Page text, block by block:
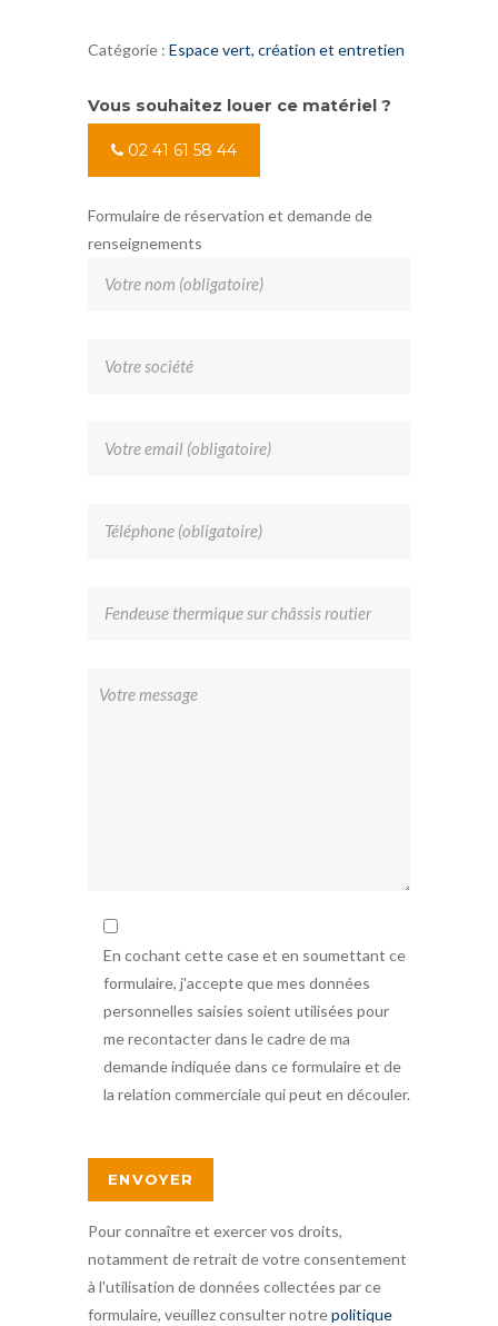
Catégorie : Espace vert, création et entretien
Vous souhaitez louer ce matériel ?
02 41 61 58 44
Formulaire de réservation et demande de
renseignements
En cochant cette case et en soumettant ce
formulaire, j'accepte que mes données
personnelles saisies soient utilisées pour
me recontacter dans le cadre de ma
demande indiquée dans ce formulaire et de
la relation commerciale qui peut en découler.
Pour connaître et exercer vos droits,
notamment de retrait de votre consentement
à l'utilisation de données collectées par ce
formulaire, veuillez consulter notrepolitique